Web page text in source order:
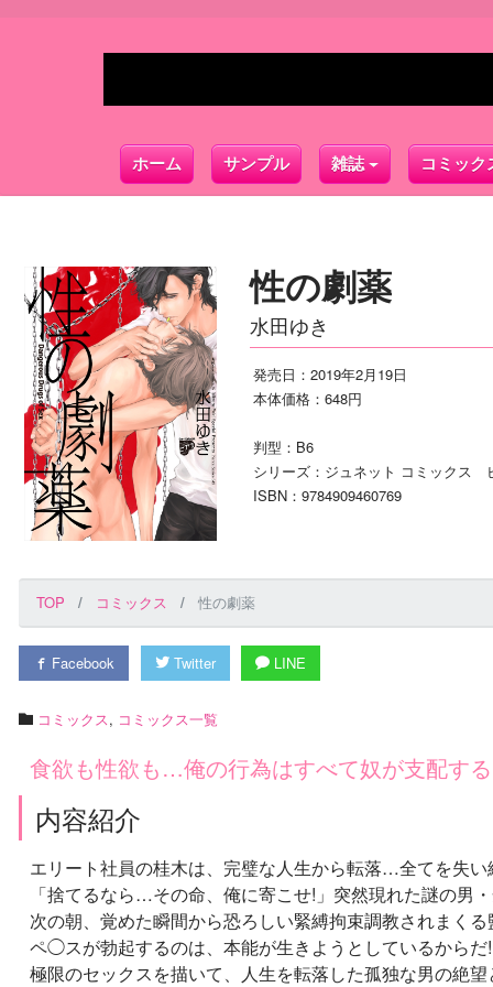
ホーム サンプル 雑誌 コミック
性の劇薬
水田ゆき
発売日：2019年2月19日
本体価格：648円
判型：B6
シリーズ：ジュネット コミックス
ISBN：9784909460769
TOP コミックス 性の劇薬
Facebook Twitter LINE
コミックス, コミックス一覧
食欲も性欲も…俺の行為はすべて奴が支配す
内容紹介
エリート社員の桂木は、完璧な人生から転落…全てを失
「捨てるなら…その命、俺に寄こせ!」突然現れた謎の男
次の朝、覚めた瞬間から恐ろしい緊縛拘束調教されまく
ペ◯スが勃起するのは、本能が生きようとしているからだ!
極限のセックスを描いて、人生を転落した孤独な男の絶